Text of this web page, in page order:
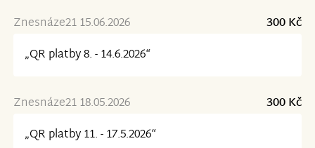
Znesnáze21 15.06.2026
300 Kč
„QR platby 8. - 14.6.2026“
Znesnáze21 18.05.2026
300 Kč
„QR platby 11. - 17.5.2026“